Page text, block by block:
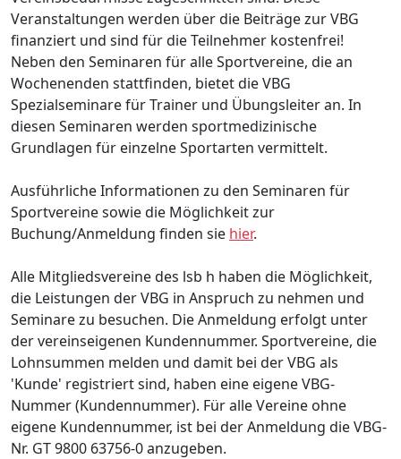
Veranstaltungen werden über die Beiträge zur VBG
finanziert und sind für die Teilnehmer kostenfrei!
Neben den Seminaren für alle Sportvereine, die an
Wochenenden stattfinden, bietet die VBG
Spezialseminare für Trainer und Übungsleiter an. In
diesen Seminaren werden sportmedizinische
Grundlagen für einzelne Sportarten vermittelt.
Ausführliche Informationen zu den Seminaren für
Sportvereine sowie die Möglichkeit zur
Buchung/Anmeldung finden sie hier.
Alle Mitgliedsvereine des lsb h haben die Möglichkeit,
die Leistungen der VBG in Anspruch zu nehmen und
Seminare zu besuchen. Die Anmeldung erfolgt unter
der vereinseigenen Kundennummer. Sportvereine, die
Lohnsummen melden und damit bei der VBG als
'Kunde' registriert sind, haben eine eigene VBG-
Nummer (Kundennummer). Für alle Vereine ohne
eigene Kundennummer, ist bei der Anmeldung die VBG-
Nr. GT 9800 63756-0 anzugeben.